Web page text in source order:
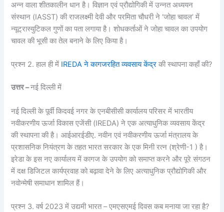
अन्न वाला शीतकालीन धान है। विज्ञान एवं प्रौद्योगिकी में उन्नत अध्ययन
संस्थान (IASST) की राजलक्ष्मी देवी और परमिता चौधरी ने ‘जोहा चावल’ में
न्यूट्रास्युटिकल गुणों का पता लगाया है। शोधकर्ताओं ने जोहा चावल का उपयोग
चावल की भूसी का तेल बनाने के लिए किया है।
प्रश्न 2. हाल ही में IREDA ने कागजरहित व्यवसाय केंद्र की स्थापना कहाँ की?
उत्तर –नई दिल्ली में
नई दिल्ली के पूर्वी किदवई नगर के एनबीसीसी कार्यालय परिसर में भारतीय
नवीकरणीय ऊर्जा विकास एजेंसी (IREDA) ने एक अत्याधुनिक व्यवसाय केंद्र
की स्थापना की है। आईआरईडीए. नवीन एवं नवीकरणीय ऊर्जा मंत्रालय के
प्रशासनिक नियंत्रण के तहत भारत सरकार के एक मिनी रत्न (श्रेणी-1 ) है।
इरेडा के इस नए कार्यालय में कागज के उपयोग को समाप्त करने और पूरे संगठन
में दक्ष डिजिटल कार्यप्रवाह को बढ़ावा देने के लिए अत्याधुनिक प्रौद्योगिकी और
नवोन्मेषी समाधान शामिल हैं।
प्रश्न 3. वर्ष 2023 में उद्यमी भारत – एमएसएमई दिवस कब मनाया जा रहा है?